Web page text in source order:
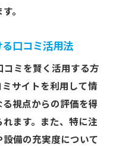
。
口コミ活用法
コミを賢く活用する方
サイトを利用して情
視点からの評価を得
ます。また、特に注
設備の充実度について